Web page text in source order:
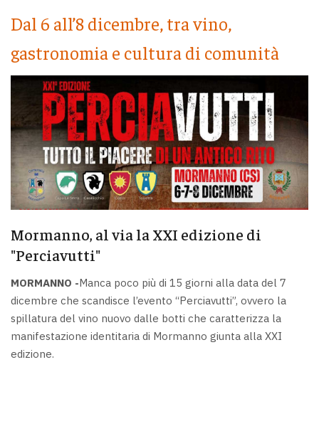
Dal 6 all’8 dicembre, tra vino,
gastronomia e cultura di comunità
Mormanno, al via la XXI edizione di
"Perciavutti"
MORMANNO -Manca poco più di 15 giorni alla data del 7
dicembre che scandisce l’evento “Perciavutti”, ovvero la
spillatura del vino nuovo dalle botti che caratterizza la
manifestazione identitaria di Mormanno giunta alla XXI
edizione.